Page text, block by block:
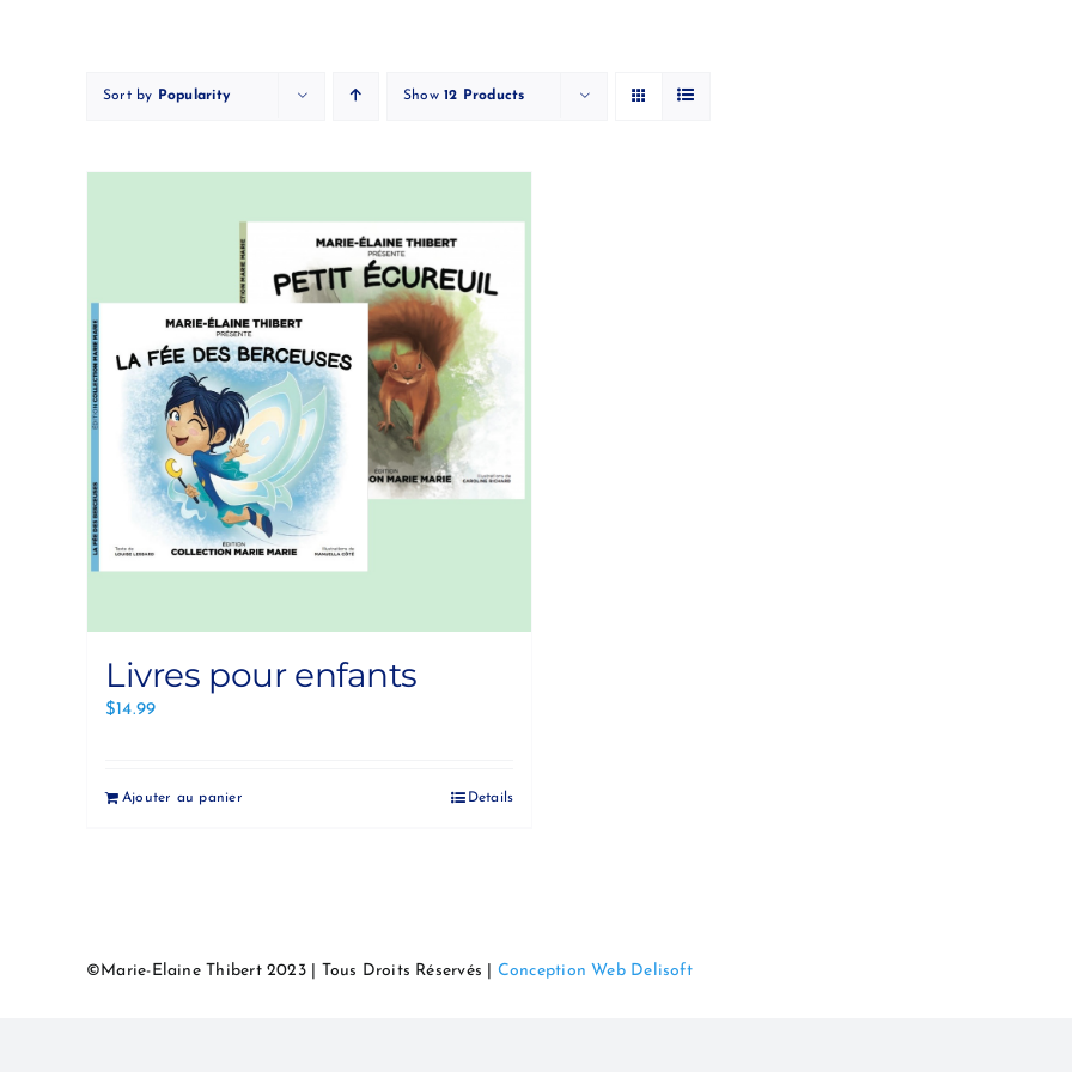
Sort by Popularity Show12 Products
Livres pour enfants
$14.99
Ajouter au panier Details
©Marie-Elaine Thibert 2023 | Tous Droits Réservés | Conception Web Delisoft